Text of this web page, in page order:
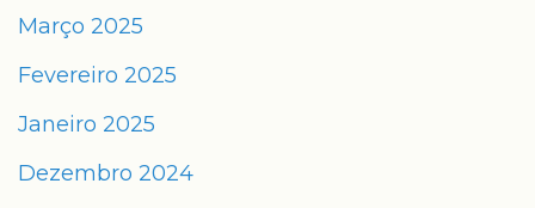
Março 2025
Fevereiro 2025
Janeiro 2025
Dezembro 2024